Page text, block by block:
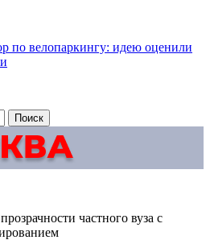
по велопаркингу: идею оценили
частного вуза с